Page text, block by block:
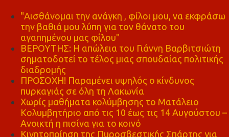
"Αισθάνομαι την ανάγκη , φίλοι μου, να εκφράσω
την βαθιά μου λύπη για τον θάνατο του
αγαπημένου μας φίλου"
ΒΕΡΟΥΤΗΣ: Η απώλεια του Γιάννη Βαρβιτσιώτη
σηματοδοτεί το τέλος μιας σπουδαίας πολιτικής
διαδρομής
ΠΡΟΣΟΧΗ! Παραμένει υψηλός ο κίνδυνος
πυρκαγιάς σε όλη τη Λακωνία
Χωρίς μαθήματα κολύμβησης το Ματάλειο
Κολυμβητήριο από τις 10 έως τις 14 Αυγούστου –
Ανοικτή η πισίνα για το κοινό
Κινητοποίηση της Πυροσβεστικής Σπάρτης για